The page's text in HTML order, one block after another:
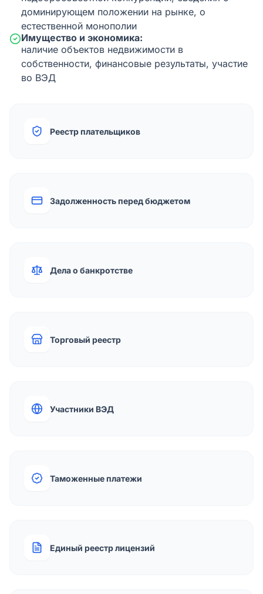
доминирующем положении на рынке, о
естественной монополии
Имущество и экономика:
наличие объектов недвижимости в
собственности, финансовые результаты, участие
во ВЭД
Реестр плательщиков
Задолженность перед бюджетом
Дела о банкротстве
Торговый реестр
Участники ВЭД
Таможенные платежи
Единый реестр лицензий